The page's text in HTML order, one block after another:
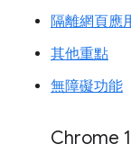
隔離網頁應
其他重點
無障礙功能
Chrome